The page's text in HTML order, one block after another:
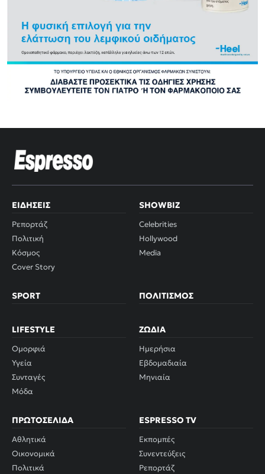
ΕΙΔΉΣΕΙΣ
Ρεπορτάζ
Πολιτική
Κόσμος
Cover Story
SHOWBIZ
Celebrities
Hollywood
Media
SPORT ΠΟΛΙΤΙΣΜΌΣ
LIFESTYLE
Ομορφιά
Υγεία
Συνταγές
Μόδα
ΖΏΔΙΑ
Ημερήσια
Εβδομαδιαία
Μηνιαία
ΠΡΩΤΟΣΈΛΙΔΑ
Αθλητικά
Οικονομικά
Πολιτικά
ESPRESSO TV
Εκπομπές
Συνεντεύξεις
Ρεπορτάζ